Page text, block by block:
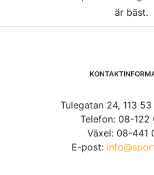
är bäst.
Tulegatan 24, 113
Telefon: 08-122
Växel: 08-441
E-post: